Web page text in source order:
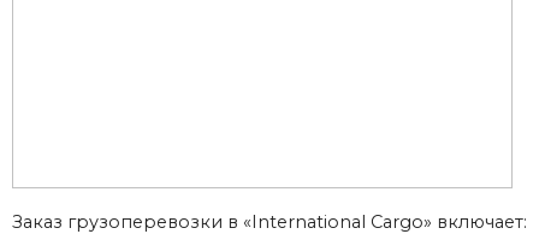
Заказ грузоперевозки в «International Cargo» включает: